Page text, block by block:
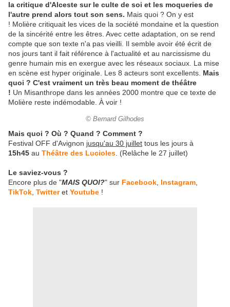
la critique d'Alceste sur le culte de soi et les moqueries de
l'autre prend alors tout son sens. Mais quoi ? On y est
! Molière critiquait les vices de la société mondaine et la question
de la sincérité entre les êtres. Avec cette adaptation, on se rend
compte que son texte n'a pas vieilli. Il semble avoir été écrit de
nos jours tant il fait référence à l'actualité et au narcissisme du
genre humain mis en exergue avec les réseaux sociaux. La mise
en scène est hyper originale. Les 8 acteurs sont excellents. Mais
quoi ? C'est vraiment un très beau moment de théâtre
! Un Misanthrope dans les années 2000 montre que ce texte de
Molière reste indémodable. À voir !
© Bernard Gilhodes
Mais quoi ? Où ? Quand ? Comment ?
Festival OFF d'Avignon jusqu'au 30 juillet tous les jours à
15h45 au Théâtre des Lucioles . (Relâche le 27 juillet)
Le saviez-vous ?
Encore plus de "MAIS QUOI?" sur Facebook Instagram
TikTok Twitter et Youtube !